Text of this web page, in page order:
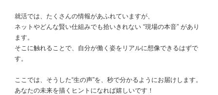
就活では、たくさんの情報があふれていますが、
ネットやどんな賢い仕組みでも拾いきれない “現場の本音” があり
ます。
そこに触れることで、自分が働く姿をリアルに想像できるはずで
す。
ここでは、そうした“生の声”を、秒で分かるようにお届けします。
あなたの未来を描くヒントになれば嬉しいです！